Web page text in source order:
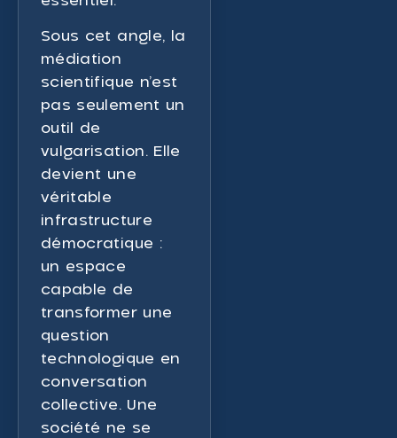
Sous cet angle, la
médiation
scientifique n’est
pas seulement un
outil de
vulgarisation. Elle
devient une
véritable
infrastructure
démocratique :
un espace
capable de
transformer une
question
technologique en
conversation
collective. Une
société ne se